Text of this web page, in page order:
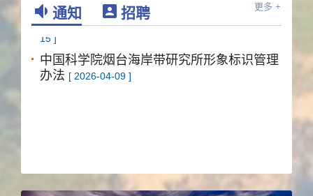
通知 招聘
中国科学院烟台海岸带研究所声明
中国科学院烟台海岸带研究所形象标识管理
办法[ 2026-04-09 ]
更多 +